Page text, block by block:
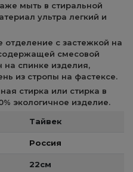
мыть в стиральной
ультра легкий и
отделение с застежкой на
смесовой
спинке изделия,
из стропы на фастексе.
стирка или стирка в
экологичное изделие.
Тайвек
Россия
22см